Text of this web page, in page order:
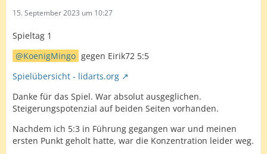
15. September 2023 um 10:27
Spieltag 1
KoenigMingo gegen Eirik72 5:5
Spielübersicht - lidarts.org
Danke für das Spiel. War absolut ausgeglichen.
Steigerungspotenzial auf beiden Seiten vorhanden.
Nachdem ich 5:3 in Führung gegangen war und meinen
ersten Punkt geholt hatte, war die Konzentration leider weg.